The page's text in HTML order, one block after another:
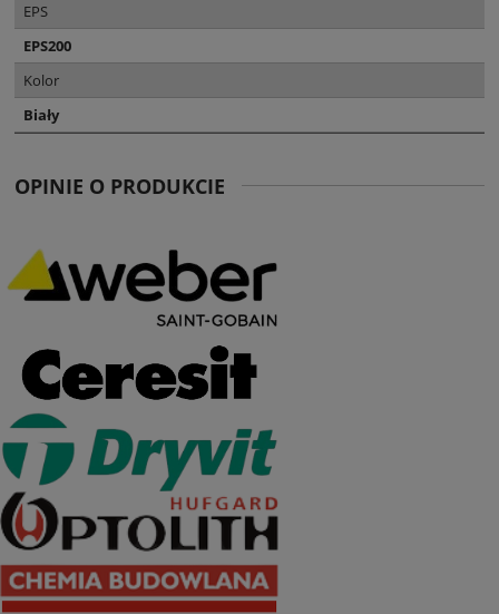
EPS
EPS200
Kolor
Biały
OPINIE O PRODUKCIE